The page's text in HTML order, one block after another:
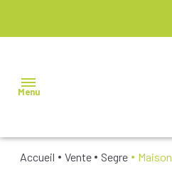
Menu
Accueil Vente Segre Maison